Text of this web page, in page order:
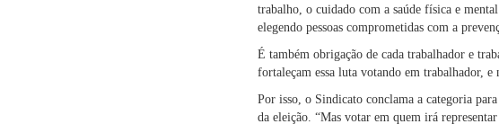
trabalho, o cuidado com a saúde física e
elegendo pessoas comprometidas com a
É também obrigação de cada trabalhador e
fortaleçam essa luta votando em trabalhador, e
Por isso, o Sindicato conclama a categoria
da eleição. “Mas votar em quem irá